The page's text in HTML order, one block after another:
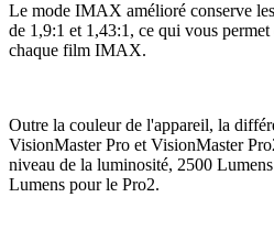
Le mode IMAX amélioré conserve
de 1,9:1 et 1,43:1, ce qui vous
chaque film IMAX.
Outre la couleur de l'appareil, la
VisionMaster Pro et VisionMaster
niveau de la luminosité, 2500
Lumens pour le Pro2.